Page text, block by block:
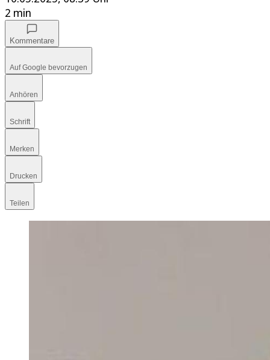
2 min
Kommentare
Auf Google bevorzugen
Anhören
Schrift
Merken
Drucken
Teilen